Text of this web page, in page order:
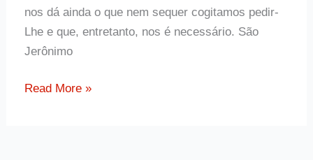
nos dá ainda o que nem sequer cogitamos pedir-
Lhe e que, entretanto, nos é necessário. São
Jerônimo
Ensinamento
Read More »